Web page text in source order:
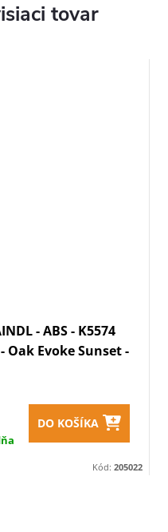
tovar
- ABS - K5574
Oak Evoke Sunset -
DO KOŠÍKA
Kód: 205022